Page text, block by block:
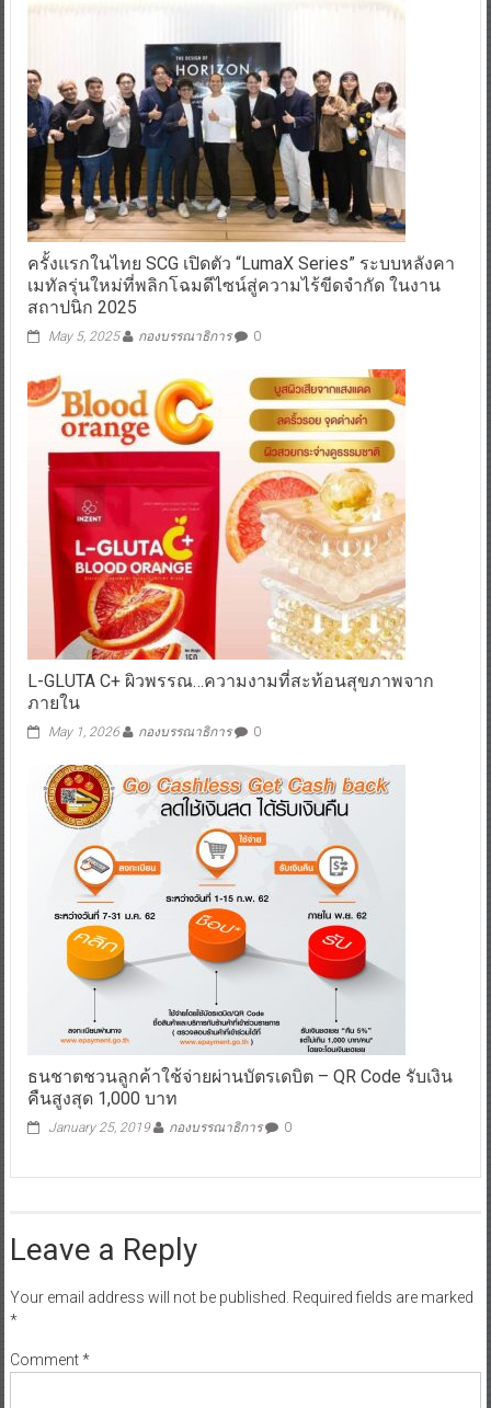
ครั้งแรกในไทย SCG เปิดตัว “LumaX Series” ระบบหลังคา
เมทัลรุ่นใหม่ที่พลิกโฉมดีไซน์สู่ความไร้ขีดจำกัด ในงาน
สถาปนิก 2025
May 5, 2025 กองบรรณาธิการ 0
L-GLUTA C+ ผิวพรรณ…ความงามที่สะท้อนสุขภาพจาก
ภายใน
May 1, 2026 กองบรรณาธิการ 0
ธนชาตชวนลูกค้าใช้จ่ายผ่านบัตรเดบิต – QR Code รับเงิน
คืนสูงสุด 1,000 บาท
January 25, 2019 กองบรรณาธิการ 0
Leave a Reply
Your email address will not be published. Required fields are marked
*
Comment*